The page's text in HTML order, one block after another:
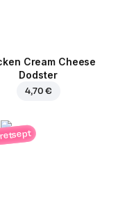
Cream Cheese
Dodster
4,70 €